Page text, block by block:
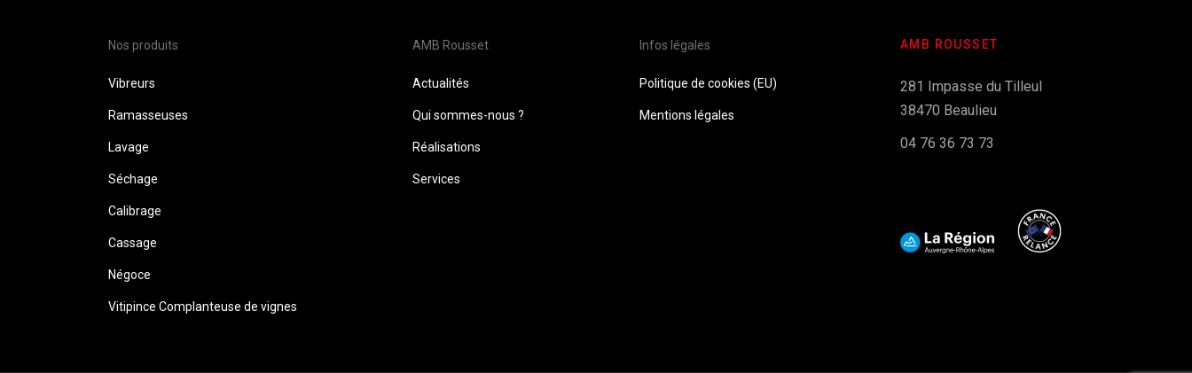
Nos produits
Vibreurs
Ramasseuses
Lavage
Séchage
Calibrage
Cassage
Négoce
Vitipince Complanteuse de vignes
AMB Rousset
Actualités
Qui sommes-nous ?
Réalisations
Services
Infos légales
Politique de cookies (EU)
Mentions légales
AMB ROUSSET
281 Impasse du Tilleul
38470 Beaulieu
04 76 36 73 73